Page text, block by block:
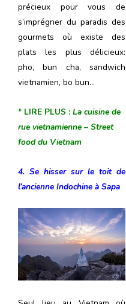
précieux pour vous de
s’imprégner du paradis des
gourmets où existe des
plats les plus délicieux:
pho, bun cha, sandwich
vietnamien, bo bun…
* LIRE PLUS : La cuisine de
rue vietnamienne – Street
food du Vietnam
4. Se hisser sur le toit de
l’ancienne Indochine à Sapa